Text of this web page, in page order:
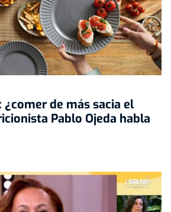
de más sacia el
Pablo Ojeda habla